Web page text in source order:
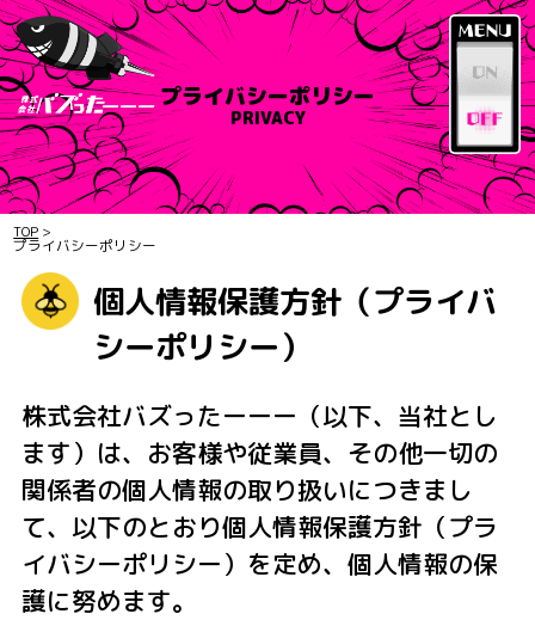
プライバシーポリシー
PRIVACY
TOP >
プライバシーポリシー
個人情報保護方針（プライバ
シーポリシー）
株式会社バズったーーー（以下、当社とし
ます）は、お客様や従業員、その他一切の
関係者の個人情報の取り扱いにつきまし
て、以下のとおり個人情報保護方針（プラ
イバシーポリシー）を定め、個人情報の保
護に努めます。